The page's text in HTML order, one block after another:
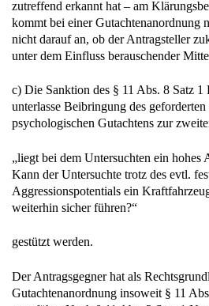
zutreffend erkannt hat – am
kommt bei einer Gutachtenanordnung
nicht darauf an, ob der Antragsteller
unter dem Einfluss berauschender
c) Die Sanktion des § 11 Abs. 8 Satz
unterlasse Beibringung des
psychologischen Gutachtens zur
„liegt bei dem Untersuchten ein hohes
Kann der Untersuchte trotz des evtl.
Aggressionspotentials ein
weiterhin sicher führen?“
gestützt werden.
Der Antragsgegner hat als
Gutachtenanordnung insoweit § 11